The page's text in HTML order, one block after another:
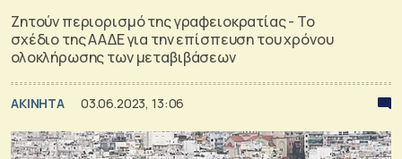
Ζητούν περιορισμό της γραφειοκρατίας - Το
σχέδιο της ΑΑΔΕ για την επίσπευση του χρόνου
ολοκλήρωσης των μεταβιβάσεων
ΑΚΙΝΗΤΑ 03.06.2023, 13:06